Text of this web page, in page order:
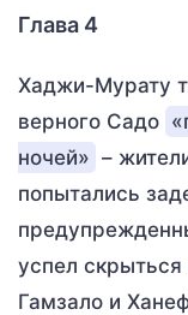
Глава 4
Хаджи-Мурату
верного Садо
ночей» –
попытались
успел
Гамзало и